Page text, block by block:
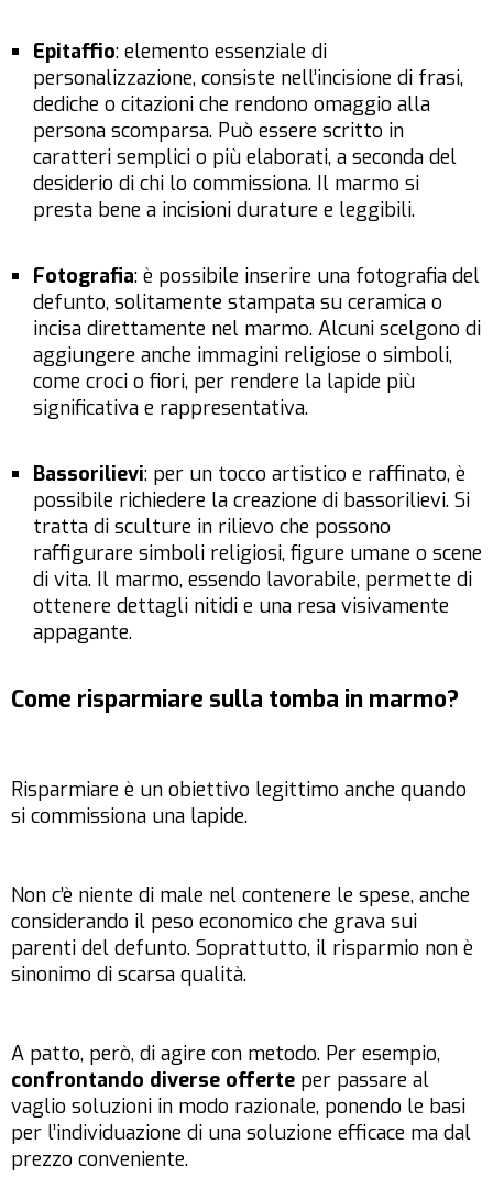
Epitaffio: elemento essenziale di
personalizzazione, consiste nell’incisione di frasi,
dediche o citazioni che rendono omaggio alla
persona scomparsa. Può essere scritto in
caratteri semplici o più elaborati, a seconda del
desiderio di chi lo commissiona. Il marmo si
presta bene a incisioni durature e leggibili.
Fotografia: è possibile inserire una fotografia del
defunto, solitamente stampata su ceramica o
incisa direttamente nel marmo. Alcuni scelgono di
aggiungere anche immagini religiose o simboli,
come croci o fiori, per rendere la lapide più
significativa e rappresentativa.
Bassorilievi: per un tocco artistico e raffinato, è
possibile richiedere la creazione di bassorilievi. Si
tratta di sculture in rilievo che possono
raffigurare simboli religiosi, figure umane o scene
di vita. Il marmo, essendo lavorabile, permette di
ottenere dettagli nitidi e una resa visivamente
appagante.
Come risparmiare sulla tomba in marmo?
Risparmiare è un obiettivo legittimo anche quando
si commissiona una lapide.
Non c’è niente di male nel contenere le spese, anche
considerando il peso economico che grava sui
parenti del defunto. Soprattutto, il risparmio non è
sinonimo di scarsa qualità.
A patto, però, di agire con metodo. Per esempio,
confrontando diverse offerte per passare al
vaglio soluzioni in modo razionale, ponendo le basi
per l’individuazione di una soluzione efficace ma dal
prezzo conveniente.